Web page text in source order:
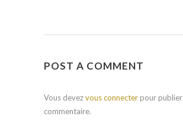
POST A COMMENT
Vous devezvous connecter pour publier
commentaire.